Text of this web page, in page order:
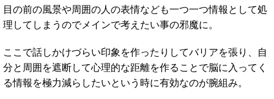
目の前の風景や周囲の人の表情なども一つ一つ情報として処
理してしまうのでメインで考えたい事の邪魔に。
ここで話しかけづらい印象を作ったりしてバリアを張り、自
分と周囲を遮断して心理的な距離を作ることで脳に入ってく
る情報を極力減らしたいという時に有効なのが腕組み。